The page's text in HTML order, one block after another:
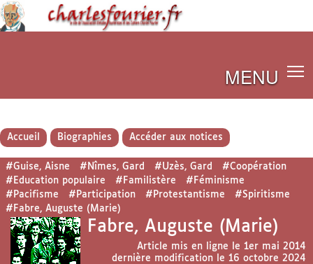
MENU
Accueil Biographies Accéder aux notices
#Guise, Aisne #Nîmes, Gard #Uzès, Gard
#Coopération
#Education populaire
#Familistère
#Féminisme
#Pacifisme
#Participation #Protestantisme
#Spiritisme
#Fabre, Auguste (Marie)
Fabre, Auguste (Marie)
Article mis en ligne le 1er mai 2014
dernière modification le 16 octobre 2024